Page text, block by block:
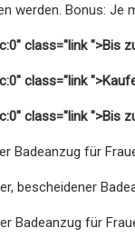
werden. Bonus: Je
class="link ">Bis
class="link
class="link ">Bis
Badeanzug für
bescheidener
Badeanzug für